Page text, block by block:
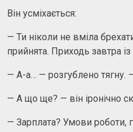
Він усміхається:
— Ти ніколи не вміла
прийнята. Приходь завтра
— А-а… — розгублено тягну.
— А що ще? — він іронічно
— Зарплата? Умови роботи,